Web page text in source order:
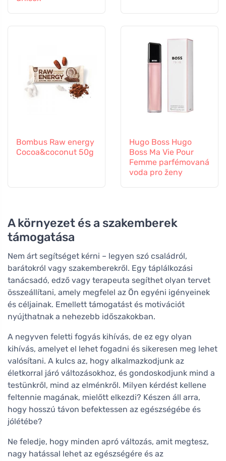
Bombus Raw energy
Cocoa&coconut 50g
Hugo Boss Hugo
Boss Ma Vie Pour
Femme parfémovaná
voda pro ženy
A környezet és a szakemberek
támogatása
Nem árt segítséget kérni – legyen szó családról,
barátokról vagy szakemberekről. Egy táplálkozási
tanácsadó, edző vagy terapeuta segíthet olyan tervet
összeállítani, amely megfelel az Ön egyéni igényeinek
és céljainak. Emellett támogatást és motivációt
nyújthatnak a nehezebb időszakokban.
A negyven feletti fogyás kihívás, de ez egy olyan
kihívás, amelyet el lehet fogadni és sikeresen meg lehet
valósítani. A kulcs az, hogy alkalmazkodjunk az
életkorral járó változásokhoz, és gondoskodjunk mind a
testünkről, mind az elménkről. Milyen kérdést kellene
feltennie magának, mielőtt elkezdi? Készen áll arra,
hogy hosszú távon befektessen az egészségébe és
jólétébe?
Ne feledje, hogy minden apró változás, amit megtesz,
nagy hatással lehet az egészségére és az